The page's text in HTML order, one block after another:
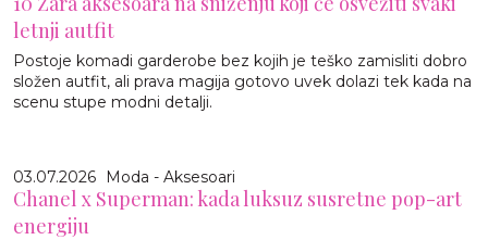
letnji autfit
Postoje komadi garderobe bez kojih je teško zamisliti dobro
složen autfit, ali prava magija gotovo uvek dolazi tek kada na
scenu stupe modni detalji.
03.07.2026 Moda - Aksesoari
Chanel x Superman: kada luksuz susretne pop-art
energiju